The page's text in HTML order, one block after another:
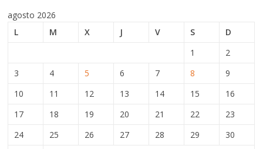
agosto 2026
L
M X J V S
D
1
2
3
4 5 6 7 8
9
10
11 12 13 14 15
16
17
18 19 20 21 22
23
24
25 26 27 28 29
30